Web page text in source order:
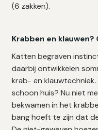
(6 zakken).
Krabben en
Katten begraven
daarbij ontwikkelen
krab- en
schoon huis? Nu niet
bekwamen in het
bang hoeft te zijn dat